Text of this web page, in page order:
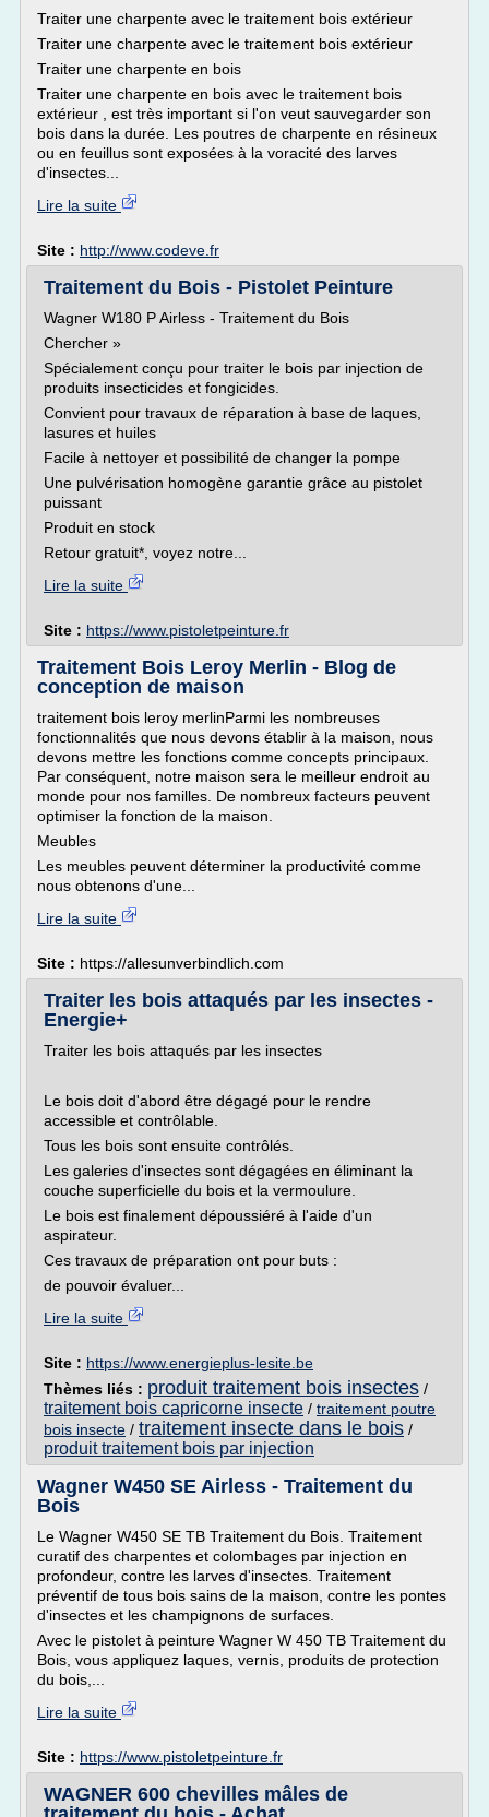
Traiter une charpente avec le traitement bois extérieur
Traiter une charpente avec le traitement bois extérieur
Traiter une charpente en bois
Traiter une charpente en bois avec le traitement bois
extérieur , est très important si l'on veut sauvegarder son
bois dans la durée. Les poutres de charpente en résineux
ou en feuillus sont exposées à la voracité des larves
d'insectes...
Lire la suite
Site : http://www.codeve.fr
Traitement du Bois - Pistolet Peinture
Wagner W180 P Airless - Traitement du Bois
Chercher »
Spécialement conçu pour traiter le bois par injection de
produits insecticides et fongicides.
Convient pour travaux de réparation à base de laques,
lasures et huiles
Facile à nettoyer et possibilité de changer la pompe
Une pulvérisation homogène garantie grâce au pistolet
puissant
Produit en stock
Retour gratuit*, voyez notre...
Lire la suite
Site : https://www.pistoletpeinture.fr
Traitement Bois Leroy Merlin - Blog de
conception de maison
traitement bois leroy merlinParmi les nombreuses
fonctionnalités que nous devons établir à la maison, nous
devons mettre les fonctions comme concepts principaux.
Par conséquent, notre maison sera le meilleur endroit au
monde pour nos familles. De nombreux facteurs peuvent
optimiser la fonction de la maison.
Meubles
Les meubles peuvent déterminer la productivité comme
nous obtenons d'une...
Lire la suite
Site : https://allesunverbindlich.com
Traiter les bois attaqués par les insectes -
Energie+
Traiter les bois attaqués par les insectes
Le bois doit d'abord être dégagé pour le rendre
accessible et contrôlable.
Tous les bois sont ensuite contrôlés.
Les galeries d'insectes sont dégagées en éliminant la
couche superficielle du bois et la vermoulure.
Le bois est finalement dépoussiéré à l'aide d'un
aspirateur.
Ces travaux de préparation ont pour buts :
de pouvoir évaluer...
Lire la suite
Site : https://www.energieplus-lesite.be
Thèmes liés : produit traitement bois insectes /
traitement bois capricorne insecte / traitement poutre
bois insecte / traitement insecte dans le bois /
produit traitement bois par injection
Wagner W450 SE Airless - Traitement du
Bois
Le Wagner W450 SE TB Traitement du Bois. Traitement
curatif des charpentes et colombages par injection en
profondeur, contre les larves d'insectes. Traitement
préventif de tous bois sains de la maison, contre les pontes
d'insectes et les champignons de surfaces.
Avec le pistolet à peinture Wagner W 450 TB Traitement du
Bois, vous appliquez laques, vernis, produits de protection
du bois,...
Lire la suite
Site : https://www.pistoletpeinture.fr
WAGNER 600 chevilles mâles de